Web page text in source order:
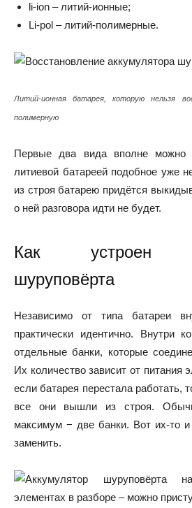
li-ion – литий-ионные;
Li-pol – литий-полимерные.
Литий-ионная батарея, которую нельзя
полимерную
Первые два вида вполне можно
литиевой батареей подобное уже
из строя батарею придётся
о ней разговора идти не будет.
Как устроен
шуруповёрта
Независимо от типа батареи
практически идентично. Внутри
отдельные банки, которые
Их количество зависит от питания
если батарея перестала работать,
все они вышли из строя.
максимум − две банки. Вот их-то
заменить.